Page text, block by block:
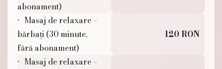
abonament)
Masaj de relaxare –
bărbați (30 minute,
fără abonament)
120 RON
Masaj de relaxare –